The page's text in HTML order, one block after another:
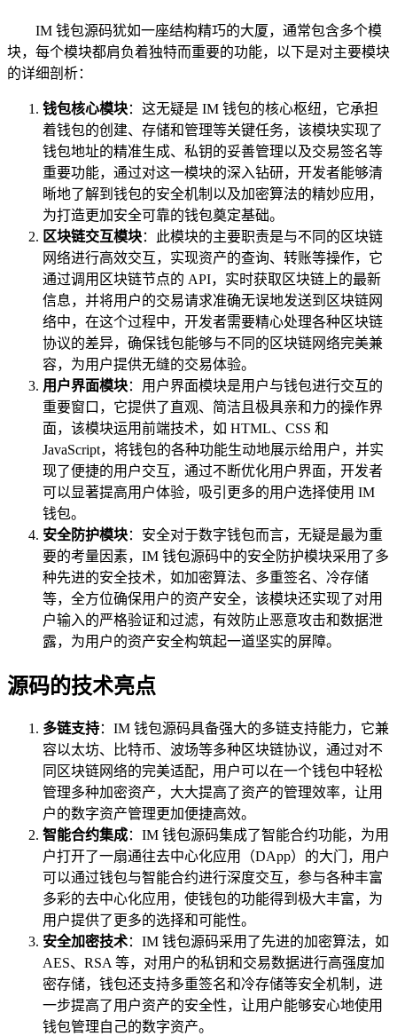
IM 钱包源码犹如一座结构精巧的大厦，通常包含多个模
块，每个模块都肩负着独特而重要的功能，以下是对主要模块
的详细剖析：
钱包核心模块：这无疑是 IM 钱包的核心枢纽，它承担
着钱包的创建、存储和管理等关键任务，该模块实现了
钱包地址的精准生成、私钥的妥善管理以及交易签名等
重要功能，通过对这一模块的深入钻研，开发者能够清
晰地了解到钱包的安全机制以及加密算法的精妙应用，
为打造更加安全可靠的钱包奠定基础。
区块链交互模块：此模块的主要职责是与不同的区块链
网络进行高效交互，实现资产的查询、转账等操作，它
通过调用区块链节点的 API，实时获取区块链上的最新
信息，并将用户的交易请求准确无误地发送到区块链网
络中，在这个过程中，开发者需要精心处理各种区块链
协议的差异，确保钱包能够与不同的区块链网络完美兼
容，为用户提供无缝的交易体验。
用户界面模块：用户界面模块是用户与钱包进行交互的
重要窗口，它提供了直观、简洁且极具亲和力的操作界
面，该模块运用前端技术，如 HTML、CSS 和
JavaScript，将钱包的各种功能生动地展示给用户，并实
现了便捷的用户交互，通过不断优化用户界面，开发者
可以显著提高用户体验，吸引更多的用户选择使用 IM
钱包。
安全防护模块：安全对于数字钱包而言，无疑是最为重
要的考量因素，IM 钱包源码中的安全防护模块采用了多
种先进的安全技术，如加密算法、多重签名、冷存储
等，全方位确保用户的资产安全，该模块还实现了对用
户输入的严格验证和过滤，有效防止恶意攻击和数据泄
露，为用户的资产安全构筑起一道坚实的屏障。
源码的技术亮点
多链支持：IM 钱包源码具备强大的多链支持能力，它兼
容以太坊、比特币、波场等多种区块链协议，通过对不
同区块链网络的完美适配，用户可以在一个钱包中轻松
管理多种加密资产，大大提高了资产的管理效率，让用
户的数字资产管理更加便捷高效。
智能合约集成：IM 钱包源码集成了智能合约功能，为用
户打开了一扇通往去中心化应用（DApp）的大门，用户
可以通过钱包与智能合约进行深度交互，参与各种丰富
多彩的去中心化应用，使钱包的功能得到极大丰富，为
用户提供了更多的选择和可能性。
安全加密技术：IM 钱包源码采用了先进的加密算法，如
AES、RSA 等，对用户的私钥和交易数据进行高强度加
密存储，钱包还支持多重签名和冷存储等安全机制，进
一步提高了用户资产的安全性，让用户能够安心地使用
钱包管理自己的数字资产。